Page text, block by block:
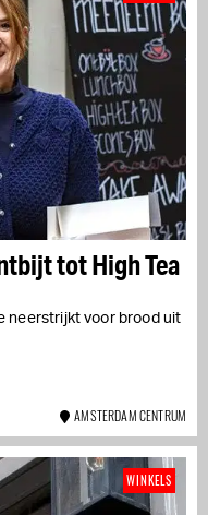
tot High Tea
neerstrijkt voor brood uit
AMSTERDAM CENTRUM
WINKELS